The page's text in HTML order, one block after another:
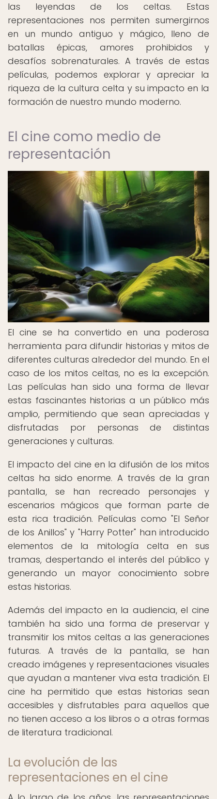
las leyendas de los celtas. Estas
representaciones nos permiten sumergirnos
en un mundo antiguo y mágico, lleno de
batallas épicas, amores prohibidos y
desafíos sobrenaturales. A través de estas
películas, podemos explorar y apreciar la
riqueza de la cultura celta y su impacto en la
formación de nuestro mundo moderno.
El cine como medio de
representación
El cine se ha convertido en una poderosa
herramienta para difundir historias y mitos de
diferentes culturas alrededor del mundo. En el
caso de los mitos celtas, no es la excepción.
Las películas han sido una forma de llevar
estas fascinantes historias a un público más
amplio, permitiendo que sean apreciadas y
disfrutadas por personas de distintas
generaciones y culturas.
El impacto del cine en la difusión de los mitos
celtas ha sido enorme. A través de la gran
pantalla, se han recreado personajes y
escenarios mágicos que forman parte de
esta rica tradición. Películas como "El Señor
de los Anillos" y "Harry Potter" han introducido
elementos de la mitología celta en sus
tramas, despertando el interés del público y
generando un mayor conocimiento sobre
estas historias.
Además del impacto en la audiencia, el cine
también ha sido una forma de preservar y
transmitir los mitos celtas a las generaciones
futuras. A través de la pantalla, se han
creado imágenes y representaciones visuales
que ayudan a mantener viva esta tradición. El
cine ha permitido que estas historias sean
accesibles y disfrutables para aquellos que
no tienen acceso a los libros o a otras formas
de literatura tradicional.
La evolución de las
representaciones en el cine